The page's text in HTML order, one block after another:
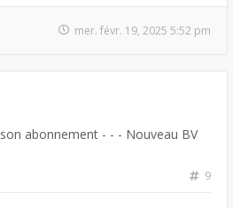
mer. févr. 19, 2025 5:52 pm
abonnement - - - Nouveau BV
9